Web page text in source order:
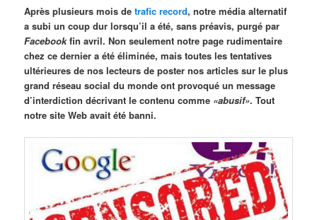
Après plusieurs mois detrafic record, notre média alternatif
a subi un coup dur lorsqu’il a été, sans préavis, purgé par
Facebookfin avril. Non seulement notre page rudimentaire
chez ce dernier a été éliminée, mais toutes les tentatives
ultérieures de nos lecteurs de poster nos articles sur le plus
grand réseau social du monde ont provoqué un message
d’interdiction décrivant le contenu comme «abusif». Tout
notre site Web avait été banni.